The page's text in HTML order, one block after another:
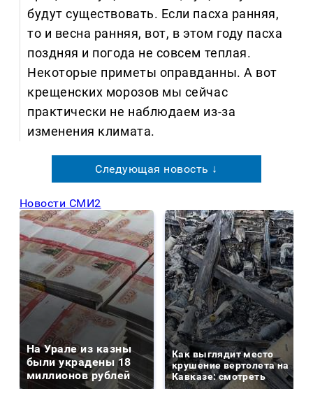
будут существовать. Если пасха ранняя,
то и весна ранняя, вот, в этом году пасха
поздняя и погода не совсем теплая.
Некоторые приметы оправданны. А вот
крещенских морозов мы сейчас
практически не наблюдаем из-за
изменения климата.
Следующая новость ↓
Новости СМИ2
На Урале из казны
были украдены 18
миллионов рублей
Как выглядит место
крушение вертолета на
Кавказе: смотреть